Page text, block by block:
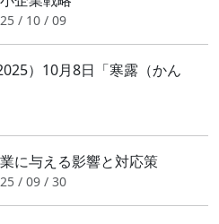
/ 10 / 09
）10月8日「寒露（かん
に与える影響と対応策
/ 09 / 30